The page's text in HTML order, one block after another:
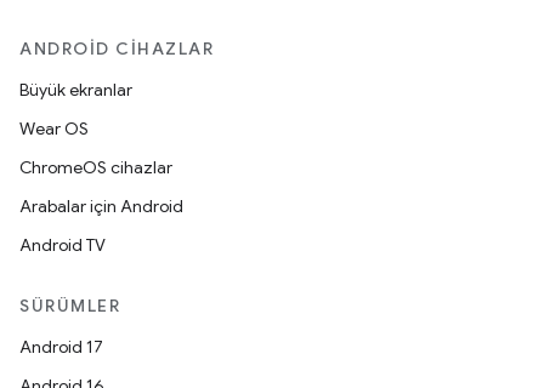
ANDROID CIHAZLAR
Büyük ekranlar
Wear OS
ChromeOS cihazlar
Arabalar için Android
Android TV
SÜRÜMLER
Android 17